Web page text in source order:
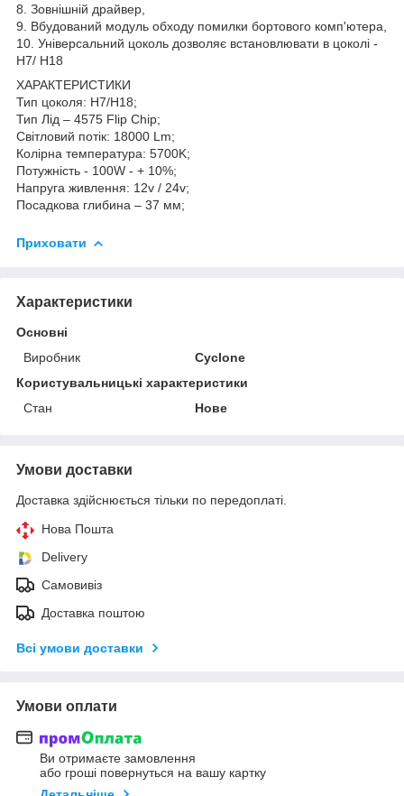
8. Зовнішній драйвер,
9. Вбудований модуль обходу помилки бортового комп'ютера,
10. Універсальний цоколь дозволяє встановлювати в цоколі -
H7/ H18
ХАРАКТЕРИСТИКИ
Тип цоколя: H7/H18;
Тип Лід – 4575 Flip Chip;
Світловий потік: 18000 Lm;
Колірна температура: 5700K;
Потужність - 100W - + 10%;
Напруга живлення: 12v / 24v;
Посадкова глибина – 37 мм;
Приховати
Характеристики
Основні
Виробник
Cyclone
Користувальницькі характеристики
Стан
Нове
Умови доставки
Доставка здійснюється тільки по передоплаті.
Нова Пошта
Delivery
Самовивіз
Доставка поштою
Всі умови доставки
Умови оплати
Ви отримаєте замовлення
або гроші повернуться на вашу картку